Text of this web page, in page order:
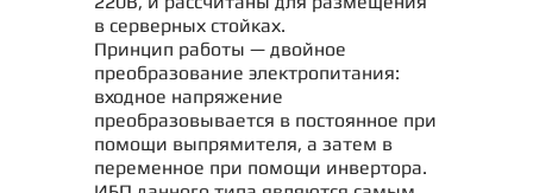
в серверных стойках.
Принцип работы — двойное
преобразование электропитания:
входное напряжение
преобразовывается в постоянное при
помощи выпрямителя, а затем в
переменное при помощи инвертора.